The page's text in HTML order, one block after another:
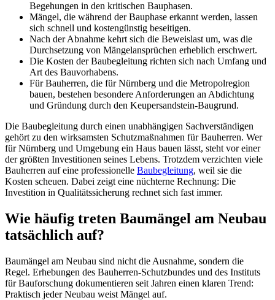
Begehungen in den kritischen Bauphasen.
Mängel, die während der Bauphase erkannt werden, lassen
sich schnell und kostengünstig beseitigen.
Nach der Abnahme kehrt sich die Beweislast um, was die
Durchsetzung von Mängelansprüchen erheblich erschwert.
Die Kosten der Baubegleitung richten sich nach Umfang und
Art des Bauvorhabens.
Für Bauherren, die für Nürnberg und die Metropolregion
bauen, bestehen besondere Anforderungen an Abdichtung
und Gründung durch den Keupersandstein-Baugrund.
Die Baubegleitung durch einen unabhängigen Sachverständigen
gehört zu den wirksamsten Schutzmaßnahmen für Bauherren. Wer
für Nürnberg und Umgebung ein Haus bauen lässt, steht vor einer
der größten Investitionen seines Lebens. Trotzdem verzichten viele
Bauherren auf eine professionelle Baubegleitung, weil sie die
Kosten scheuen. Dabei zeigt eine nüchterne Rechnung: Die
Investition in Qualitätssicherung rechnet sich fast immer.
Wie häufig treten Baumängel am Neubau
tatsächlich auf?
Baumängel am Neubau sind nicht die Ausnahme, sondern die
Regel. Erhebungen des Bauherren-Schutzbundes und des Instituts
für Bauforschung dokumentieren seit Jahren einen klaren Trend:
Praktisch jeder Neubau weist Mängel auf.